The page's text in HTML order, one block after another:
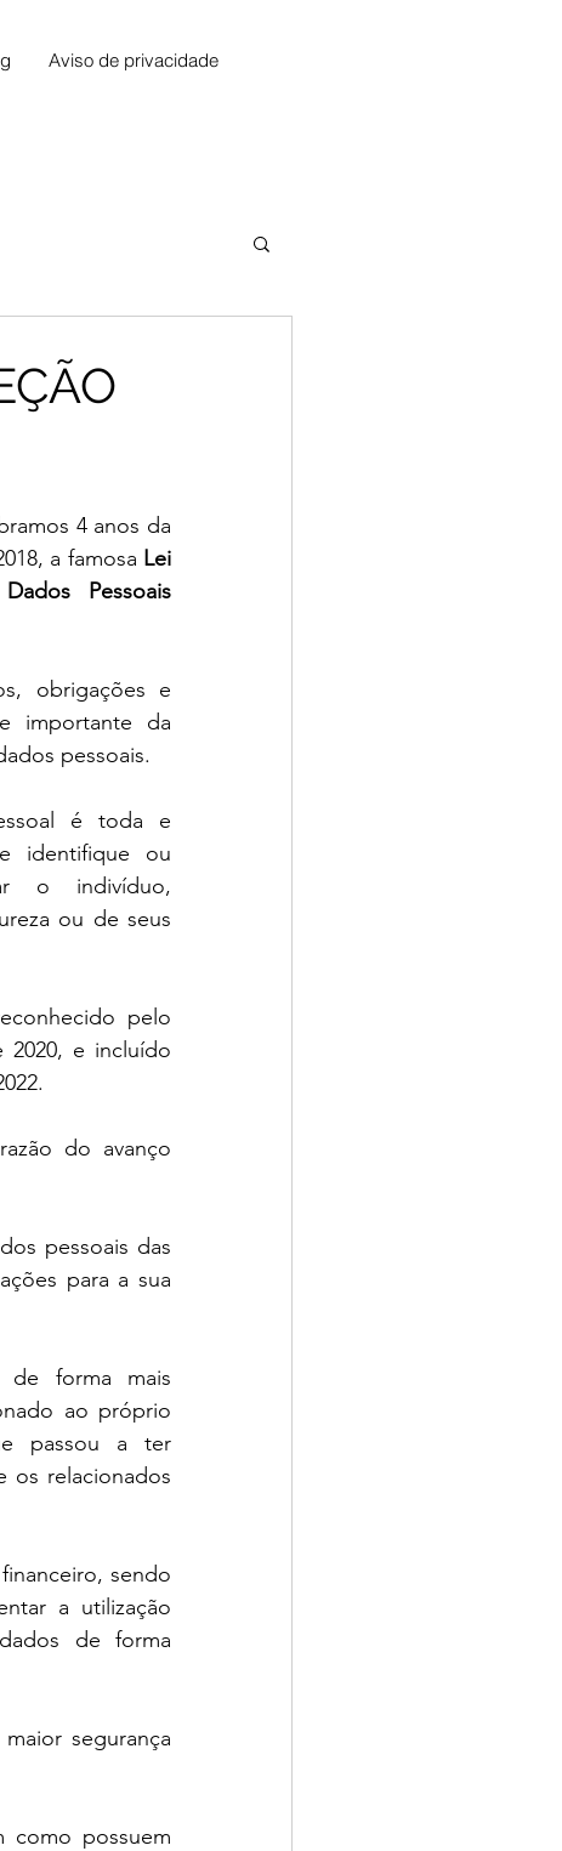
Aviso de privacidade
4 anos da
a famosa Lei
Pessoais
obrigações e
importante da
pessoais.
é toda e
identifique ou
o indivíduo,
ou de seus
pelo
2020, e incluído
do avanço
pessoais das
para a sua
de forma mais
ao próprio
passou a ter
os relacionados
sendo
a utilização
de forma
segurança
como possuem